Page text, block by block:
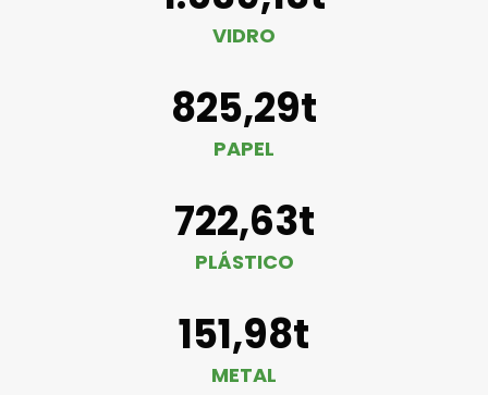
VIDRO
825,29t
PAPEL
722,63t
PLÁSTICO
151,98t
METAL